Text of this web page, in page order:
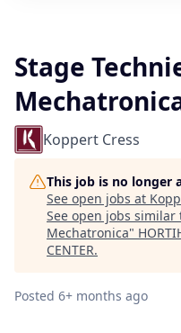
Stage
Koppert Cress
This job is no longer
See open jobs at
See open jobs similar
Mechatronica"
CENTER.
Posted 6+ months ago